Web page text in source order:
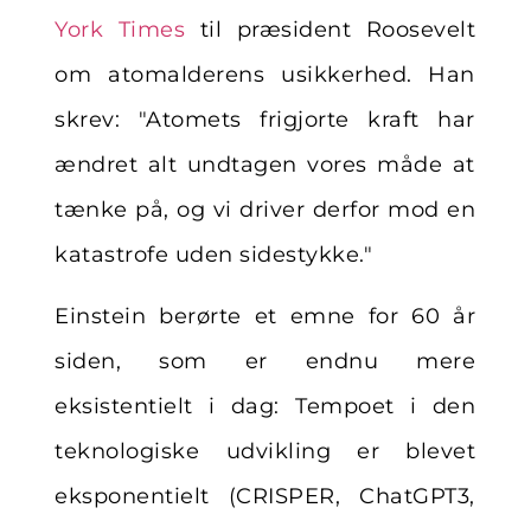
York Times til præsident Roosevelt
om atomalderens usikkerhed. Han
skrev: "Atomets frigjorte kraft har
ændret alt undtagen vores måde at
tænke på, og vi driver derfor mod en
katastrofe uden sidestykke."
Einstein berørte et emne for 60 år
siden, som er endnu mere
eksistentielt i dag: Tempoet i den
teknologiske udvikling er blevet
eksponentielt (CRISPER, ChatGPT3,